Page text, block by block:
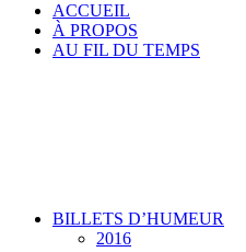
ACCUEIL
À PROPOS
AU FIL DU TEMPS
BILLETS D’HUMEUR
2016